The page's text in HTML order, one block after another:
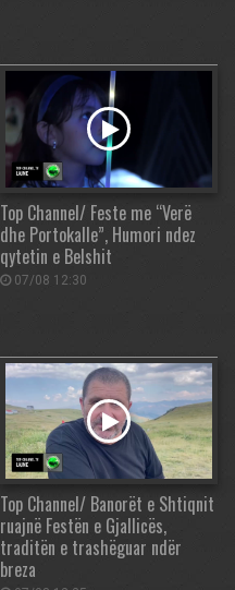
Top Channel/ Feste me “Verë
dhe Portokalle”, Humori ndez
qytetin e Belshit
07/08 12:30
Top Channel/ Banorët e Shtiqnit
ruajnë Festën e Gjallicës,
traditën e trashëguar ndër
breza